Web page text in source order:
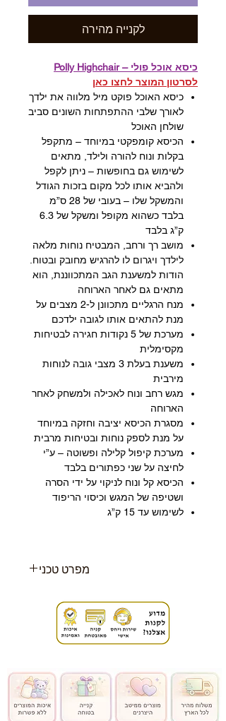
לקנייה מהירה
כיסא אוכל פולי – Polly Highchair
לסרטון המוצר לחצו כאן
כיסא האוכל פוקט מיל מלווה את ילדך
לאורך שלבי ההתפתחות השונים סביב
שולחן האוכל
הכיסא קומפקטי במיוחד – מתקפל
בקלות ונוח להורה ולילד, מתאים
לשימוש גם בחופשות – ניתן לקפל
ולהביא אותו לכל מקום בזכות הגודל
והמשקל שלו – בעובי של 28 ס”מ
בלבד כשהוא מקופל ומשקל של 6.3
ק”ג בלבד
מושב רך ורחב, המבטיח נוחות מלאה
לילדך ויגרום לו להרגיש מחובק ובטוח.
הודות למשענת הגב המתכווננת, הוא
מתאים גם לאחר הארוחה
מנח הרגליים מתכוונן ל-2 מצבים על
מנת להתאים אותו לגובה ילדכם
מערכת של 5 נקודות חגירה לבטיחות
מקסימלית
משענת בעלת 3 מצבי גובה לנוחות
מירבית
מגש רחב ונוח לאכילה ולמשחק לאחר
הארוחה
מסגרת הכיסא יציבה וחזקה במיוחד
על מנת לספק נוחות ובטיחות מרבית
מערכת קיפול קלילה ופשוטה – ע”י
לחיצה על שני כפתורים בלבד
הכיסא קל ונוח לניקוי על ידי הסרה
ושטיפה של המגש וכיסוי הריפוד
לשימוש עד 15 ק”ג
מפרט טכני
המסוגל לשבת בכוחות עצמו ועד גיל
36 חודשים או משקל של 15 ק”ג